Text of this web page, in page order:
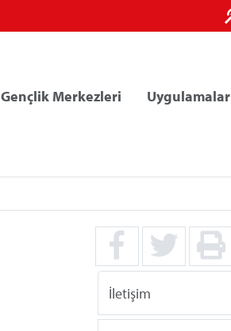
Gençlik Merkezleri Uygulamalar
İletişim